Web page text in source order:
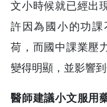
文小時候就已經出
許因為國小的功
荷，而國中課業壓
變得明顯，並影響到
醫師建議小文服用